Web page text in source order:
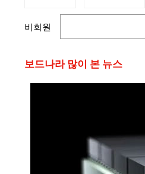
비회원
보드나라 많이 본 뉴스